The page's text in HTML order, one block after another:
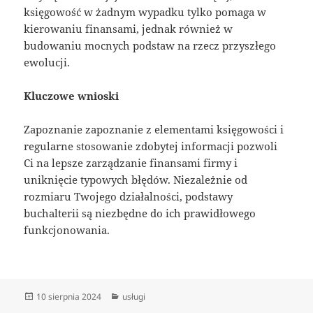
księgowość w żadnym wypadku tylko pomaga w
kierowaniu finansami, jednak również w
budowaniu mocnych podstaw na rzecz przyszłego
ewolucji.
Kluczowe wnioski
Zapoznanie zapoznanie z elementami księgowości i
regularne stosowanie zdobytej informacji pozwoli
Ci na lepsze zarządzanie finansami firmy i
uniknięcie typowych błędów. Niezależnie od
rozmiaru Twojego działalności, podstawy
buchalterii są niezbędne do ich prawidłowego
funkcjonowania.
Data
10 sierpnia 2024 Kategorie
usługi